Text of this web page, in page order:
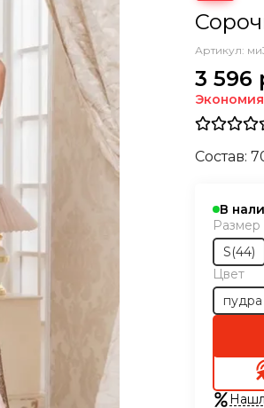
Артикул:
3 596
Экономия
Состав:
В
Размер
S(44)
Цвет
пудра